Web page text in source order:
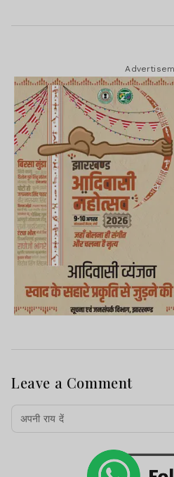
Leave a Comment